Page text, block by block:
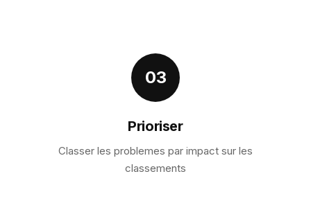
03
Prioriser
Classer les problemes par impact sur les
classements